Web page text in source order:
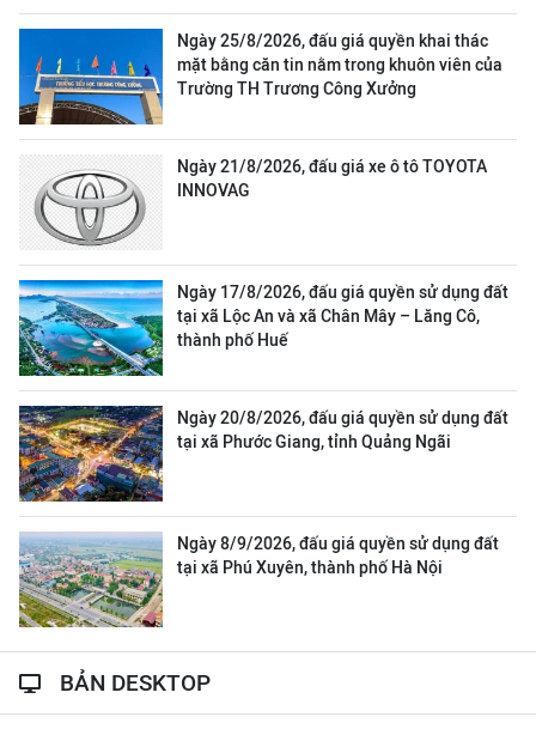
Ngày 25/8/2026, đấu giá quyền khai thác
mặt bằng căn tin nằm trong khuôn viên của
Trường TH Trương Công Xưởng
Ngày 21/8/2026, đấu giá xe ô tô TOYOTA
INNOVAG
Ngày 17/8/2026, đấu giá quyền sử dụng đất
tại xã Lộc An và xã Chân Mây – Lăng Cô,
thành phố Huế
Ngày 20/8/2026, đấu giá quyền sử dụng đất
tại xã Phước Giang, tỉnh Quảng Ngãi
Ngày 8/9/2026, đấu giá quyền sử dụng đất
tại xã Phú Xuyên, thành phố Hà Nội
BẢN DESKTOP